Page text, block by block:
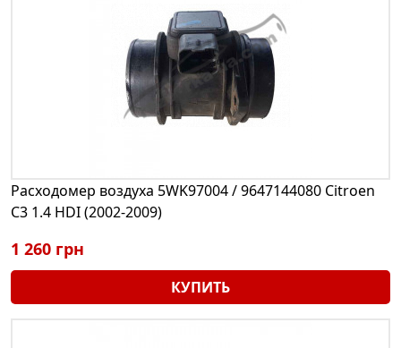
Расходомер воздуха 5WK97004 / 9647144080 Citroen
C3 1.4 HDI (2002-2009)
1 260 грн
КУПИТЬ